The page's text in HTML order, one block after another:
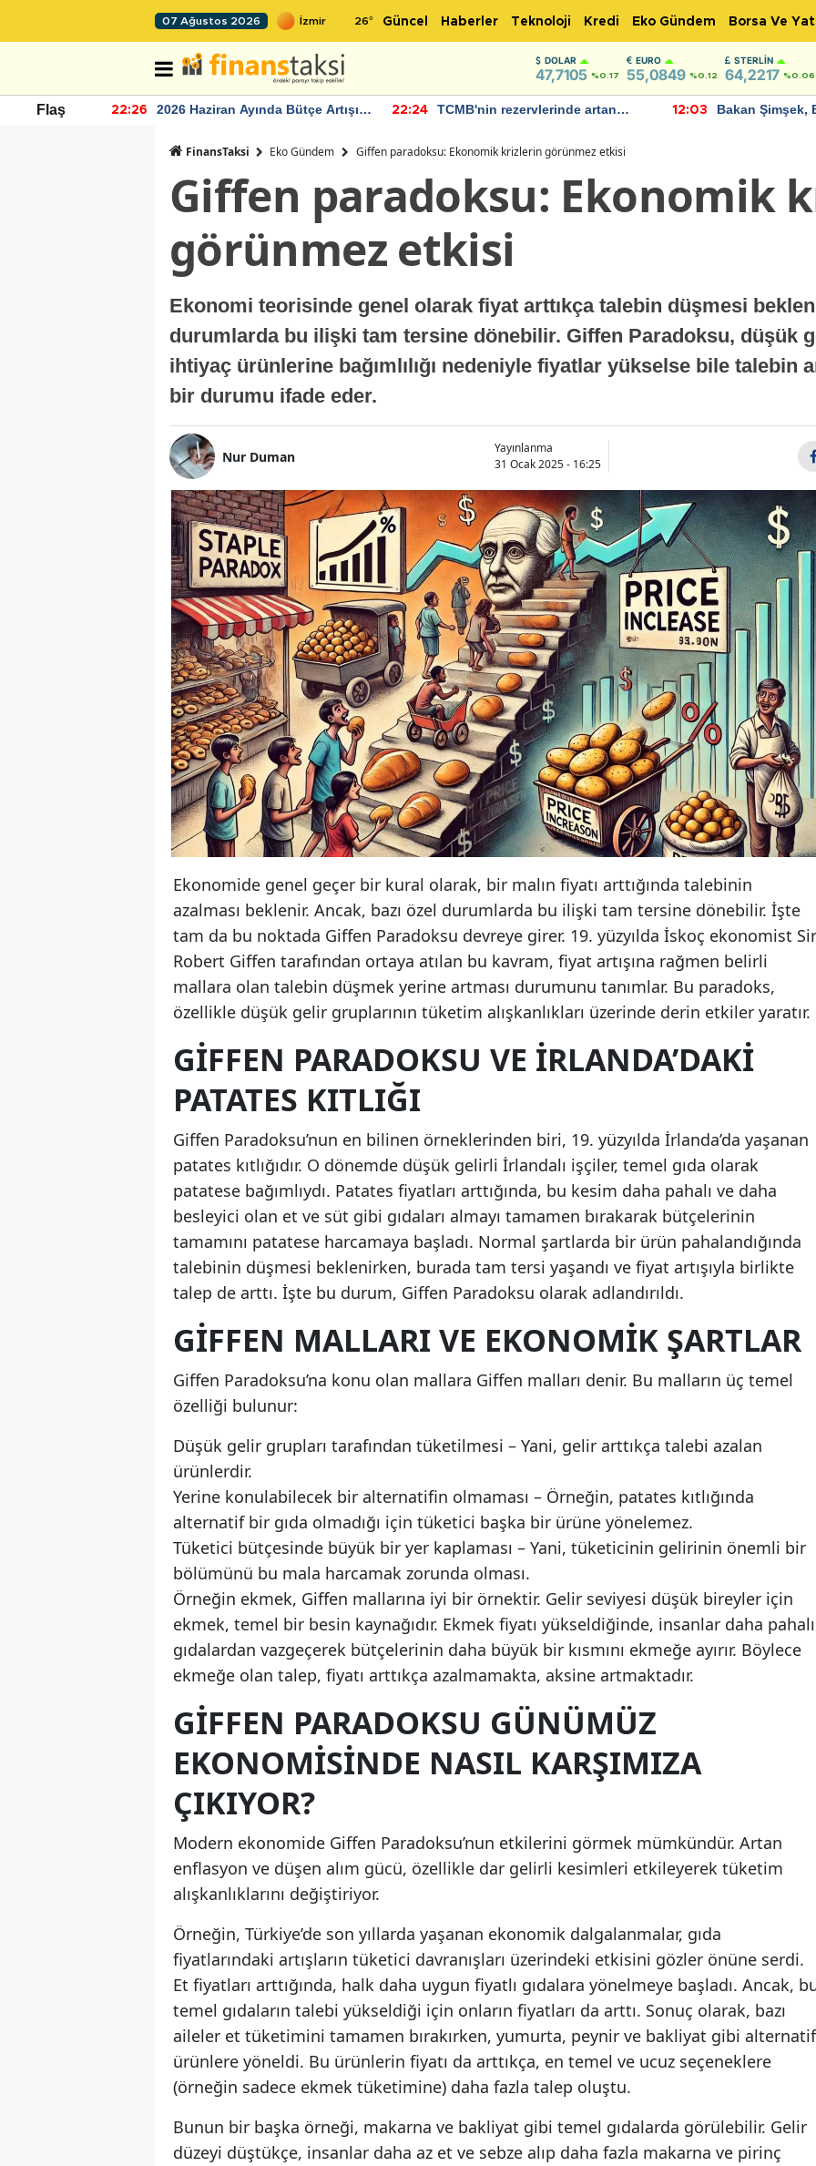
07 Ağustos 2026 26° Güncel Haberler Teknoloji Kredi Eko Gündem Borsa Ve
DOLAR
47,7105 %0.17
EURO
55,0849 %0.12
STERLIN
64,2217 %0.06
Flaş 22:26
2026 Haziran Ayında Bütçe Artışı
22:24
TCMB'nin rezervlerinde artan
12:03
Bakan Şimşek,
FinansTaksi Eko Gündem Giffen paradoksu: Ekonomik krizlerin görünmez etkisi
Giffen paradoksu: Ekonomik
görünmez etkisi
Ekonomi teorisinde genel olarak fiyat arttıkça talebin düşmesi
durumlarda bu ilişki tam tersine dönebilir. Giffen Paradoksu, düşük
ihtiyaç ürünlerine bağımlılığı nedeniyle fiyatlar yükselse bile talebin
bir durumu ifade eder.
Nur Duman
Yayınlanma
31 Ocak 2025 - 16:25
Ekonomide genel geçer bir kural olarak, bir malın fiyatı arttığında talebinin
azalması beklenir. Ancak, bazı özel durumlarda bu ilişki tam tersine dönebilir. İşte
tam da bu noktada Giffen Paradoksu devreye girer. 19. yüzyılda İskoç ekonomist Sir
Robert Giffen tarafından ortaya atılan bu kavram, fiyat artışına rağmen belirli
mallara olan talebin düşmek yerine artması durumunu tanımlar. Bu paradoks,
özellikle düşük gelir gruplarının tüketim alışkanlıkları üzerinde derin etkiler yaratır.
GIFFEN PARADOKSU VE İRLANDA’DAKI
PATATES KITLIĞI
Giffen Paradoksu’nun en bilinen örneklerinden biri, 19. yüzyılda İrlanda’da yaşanan
patates kıtlığıdır. O dönemde düşük gelirli İrlandalı işçiler, temel gıda olarak
patatese bağımlıydı. Patates fiyatları arttığında, bu kesim daha pahalı ve daha
besleyici olan et ve süt gibi gıdaları almayı tamamen bırakarak bütçelerinin
tamamını patatese harcamaya başladı. Normal şartlarda bir ürün pahalandığında
talebinin düşmesi beklenirken, burada tam tersi yaşandı ve fiyat artışıyla birlikte
talep de arttı. İşte bu durum, Giffen Paradoksu olarak adlandırıldı.
GIFFEN MALLARI VE EKONOMIK ŞARTLAR
Giffen Paradoksu’na konu olan mallara Giffen malları denir. Bu malların üç temel
özelliği bulunur:
Düşük gelir grupları tarafından tüketilmesi – Yani, gelir arttıkça talebi azalan
ürünlerdir.
Yerine konulabilecek bir alternatifin olmaması – Örneğin, patates kıtlığında
alternatif bir gıda olmadığı için tüketici başka bir ürüne yönelemez.
Tüketici bütçesinde büyük bir yer kaplaması – Yani, tüketicinin gelirinin önemli bir
bölümünü bu mala harcamak zorunda olması.
Örneğin ekmek, Giffen mallarına iyi bir örnektir. Gelir seviyesi düşük bireyler için
ekmek, temel bir besin kaynağıdır. Ekmek fiyatı yükseldiğinde, insanlar daha pahalı
gıdalardan vazgeçerek bütçelerinin daha büyük bir kısmını ekmeğe ayırır. Böylece
ekmeğe olan talep, fiyatı arttıkça azalmamakta, aksine artmaktadır.
GIFFEN PARADOKSU GÜNÜMÜZ
EKONOMISINDE NASIL KARŞIMIZA
ÇIKIYOR?
Modern ekonomide Giffen Paradoksu’nun etkilerini görmek mümkündür. Artan
enflasyon ve düşen alım gücü, özellikle dar gelirli kesimleri etkileyerek tüketim
alışkanlıklarını değiştiriyor.
Örneğin, Türkiye’de son yıllarda yaşanan ekonomik dalgalanmalar, gıda
fiyatlarındaki artışların tüketici davranışları üzerindeki etkisini gözler önüne serdi.
Et fiyatları arttığında, halk daha uygun fiyatlı gıdalara yönelmeye başladı. Ancak,
temel gıdaların talebi yükseldiği için onların fiyatları da arttı. Sonuç olarak, bazı
aileler et tüketimini tamamen bırakırken, yumurta, peynir ve bakliyat gibi alternatif
ürünlere yöneldi. Bu ürünlerin fiyatı da arttıkça, en temel ve ucuz seçeneklere
(örneğin sadece ekmek tüketimine) daha fazla talep oluştu.
Bunun bir başka örneği, makarna ve bakliyat gibi temel gıdalarda görülebilir. Gelir
düzeyi düştükçe, insanlar daha az et ve sebze alıp daha fazla makarna ve pirinç